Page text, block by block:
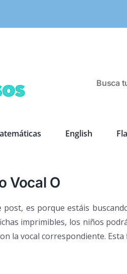
Busca
English
Vocal O
es porque estáis
imprimibles, los niños
la vocal correspondiente.